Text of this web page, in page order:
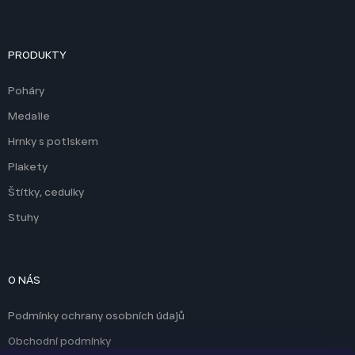
PRODUKTY
Poháry
Medaile
Hrnky s potiskem
Plakety
Štítky, cedulky
Stuhy
O NÁS
Podmínky ochrany osobních údajů
Obchodní podmínky